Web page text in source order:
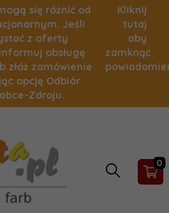
się różnić od
Jeśli
z oferty
obsługę
złóż zamówienie
opcję Odbiór
Zdroju.
Kliknij
tutaj
aby
zamknąć
0